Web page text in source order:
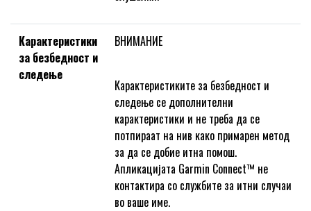
Карактеристики
за безбедност и
следење
ВНИМАНИЕ
Карактеристиките за безбедност и
следење се дополнителни
карактеристики и не треба да се
потпираат на нив како примарен метод
за да се добие итна помош.
Апликацијата Garmin Connect™ не
контактира со службите за итни случаи
во ваше име.